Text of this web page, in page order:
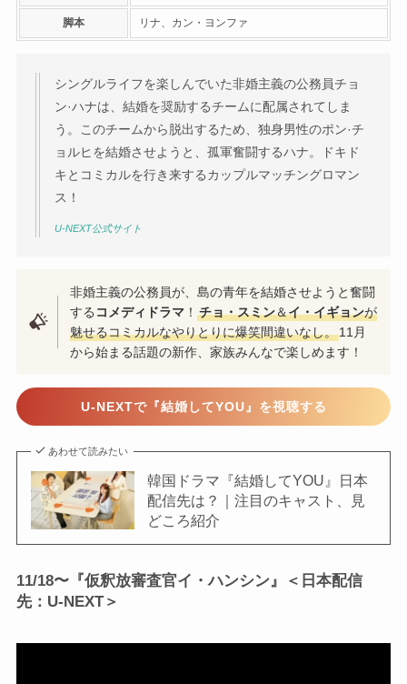
脚本 リナ、カン・ヨンファ
シングルライフを楽しんでいた非婚主義の公務員チョ
ン·ハナは、結婚を奨励するチームに配属されてしま
う。このチームから脱出するため、独身男性のポン·チ
ョルヒを結婚させようと、孤軍奮闘するハナ。ドキド
キとコミカルを行き来するカップルマッチングロマン
ス！
U-NEXT公式サイト
非婚主義の公務員が、島の青年を結婚させようと奮闘
する コメディドラマ ！チョ・スミン＆イ・イギョンが
魅せるコミカルなやりとりに爆笑間違いなし。11月
から始まる話題の新作、家族みんなで楽しめます！
U-NEXTで『結婚してYOU』を視聴する
あわせて読みたい
韓国ドラマ『結婚してYOU』日本
配信先は？｜注目のキャスト、見
どころ紹介
11/18〜『仮釈放審査官イ・ハンシン』＜日本配信
先：U-NEXT＞